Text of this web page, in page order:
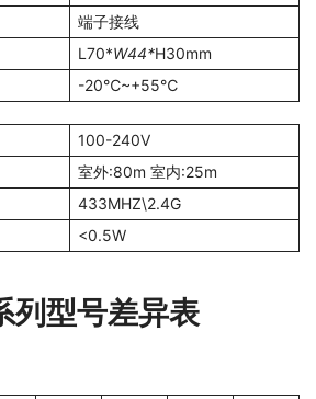
端子接线
L70*W44*H30mm
-20℃~+55℃
100-240V
室外:80m 室内:25m
433MHZ\2.4G
<0.5W
列型号差异表